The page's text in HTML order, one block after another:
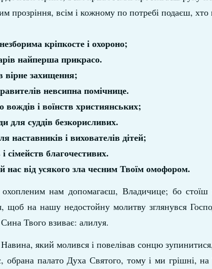
прозріння, всім і кожному по потребі подаєш, хто
кріпкосте і охороно;
найперша прикрасо.
вірне захищення;
невсипна помічнице.
і воїнств християнських;
для суддів безкорисливих.
наставників і вихователів дітей;
сімейств благочестивих.
від усякого зла чесним Твоїм омофором.
нам допомагаєш, Владичице; бо стоїш
щоб на нашу недостойну молитву зглянувся
Твого взиває: алилуя.
який молився і повелівав сонцю
обрана палато Духа Святого, тому і ми грішні,